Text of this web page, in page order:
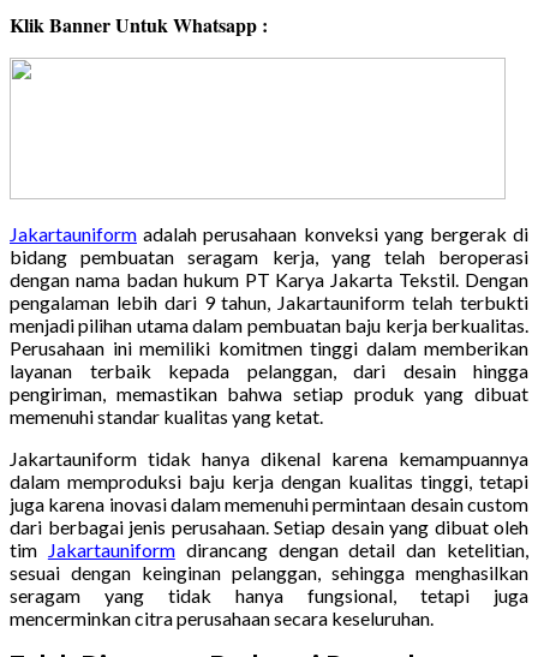
Klik Banner Untuk Whatsapp :
Jakartauniform adalah perusahaan konveksi yang bergerak di
bidang pembuatan seragam kerja, yang telah beroperasi
dengan nama badan hukum PT Karya Jakarta Tekstil. Dengan
pengalaman lebih dari 9 tahun, Jakartauniform telah terbukti
menjadi pilihan utama dalam pembuatan baju kerja berkualitas.
Perusahaan ini memiliki komitmen tinggi dalam memberikan
layanan terbaik kepada pelanggan, dari desain hingga
pengiriman, memastikan bahwa setiap produk yang dibuat
memenuhi standar kualitas yang ketat.
Jakartauniform tidak hanya dikenal karena kemampuannya
dalam memproduksi baju kerja dengan kualitas tinggi, tetapi
juga karena inovasi dalam memenuhi permintaan desain custom
dari berbagai jenis perusahaan. Setiap desain yang dibuat oleh
tim Jakartauniform dirancang dengan detail dan ketelitian,
sesuai dengan keinginan pelanggan, sehingga menghasilkan
seragam yang tidak hanya fungsional, tetapi juga
mencerminkan citra perusahaan secara keseluruhan.